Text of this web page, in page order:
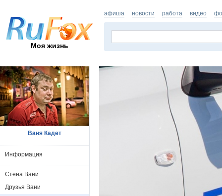
Моя жизнь
афиша новости работа видео
Ваня Кадет
Информация
Стена Вани
Друзья Вани